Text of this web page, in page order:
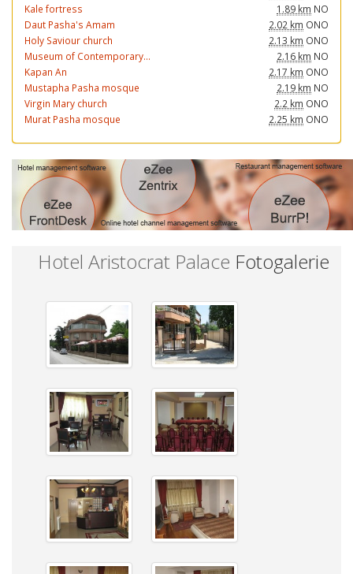
Kale fortress
1.89 km NO
Daut Pasha's Amam
2.02 km ONO
Holy Saviour church
2.13 km ONO
Museum of Contemporary...
2.16 km NO
Kapan An
2.17 km ONO
Mustapha Pasha mosque
2.19 km NO
Virgin Mary church
2.2 km ONO
Murat Pasha mosque
2.25 km ONO
Hotel Aristocrat Palace Fotogalerie